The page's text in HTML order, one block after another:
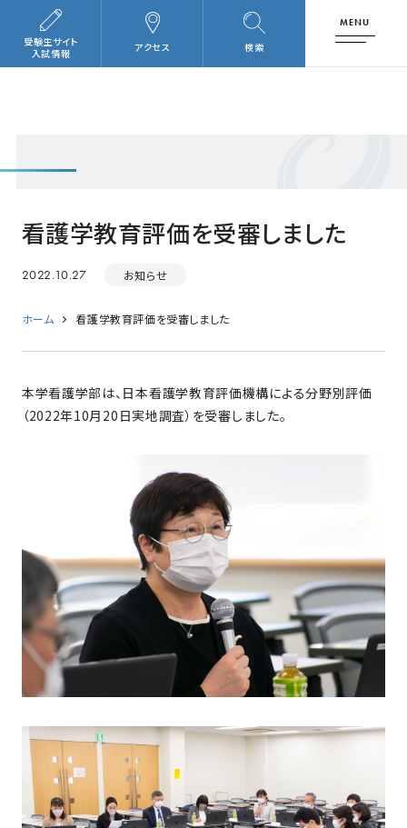
検索
アクセス
受験生サイト
入試情報
MENU
看護学教育評価を受審しました
2022.10.27 お知らせ
ホーム 看護学教育評価を受審しました
本学看護学部は、日本看護学教育評価機構による分野別評価
（2022年10月20日実地調査）を受審しました。